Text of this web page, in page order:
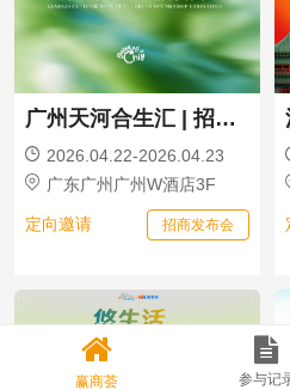
广州天河合生汇 | 招商发布会
2026.04.22-2026.04.23
广东广州广州W酒店3F
定向邀请 招商发布会
赢商荟 参与记